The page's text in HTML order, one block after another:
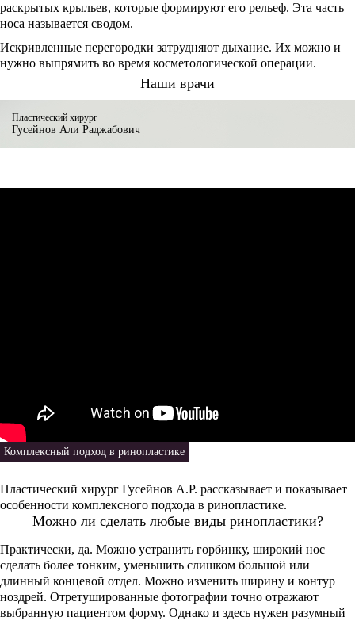
раскрытых крыльев, которые формируют его рельеф. Эта часть
носа называется сводом.
Искривленные перегородки затрудняют дыхание. Их можно и
нужно выпрямить во время косметологической операции.
Наши врачи
Пластический хирург
Гусейнов Али Раджабович
Комплексный подход в ринопластике
Пластический хирург Гусейнов А.Р. рассказывает и показывает
особенности комплексного подхода в ринопластике.
Можно ли сделать любые виды ринопластики?
Практически, да. Можно устранить горбинку, широкий нос
сделать более тонким, уменьшить слишком большой или
длинный концевой отдел. Можно изменить ширину и контур
ноздрей. Отретушированные фотографии точно отражают
выбранную пациентом форму. Однако и здесь нужен разумный